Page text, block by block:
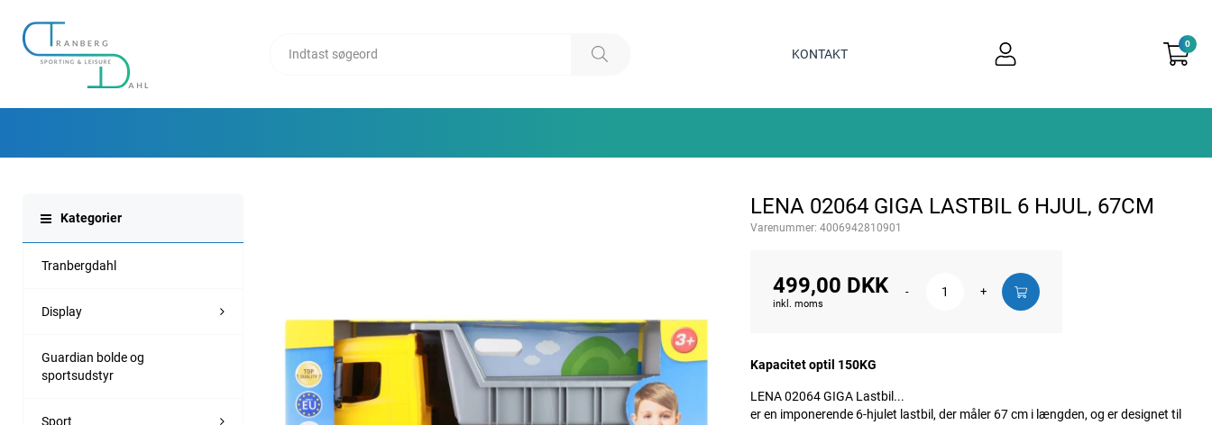
KONTAKT
0
Kategorier
Tranbergdahl
Display
Guardian bolde og
sportsudstyr
Sport
LENA 02064 GIGA LASTBIL 6 HJUL, 67CM
Varenummer: 4006942810901
499,00 DKK
inkl. moms
- +
Kapacitet optil 150KG
LENA 02064 GIGA Lastbil...
er en imponerende 6-hjulet lastbil, der måler 67 cm i længden, og er designet til